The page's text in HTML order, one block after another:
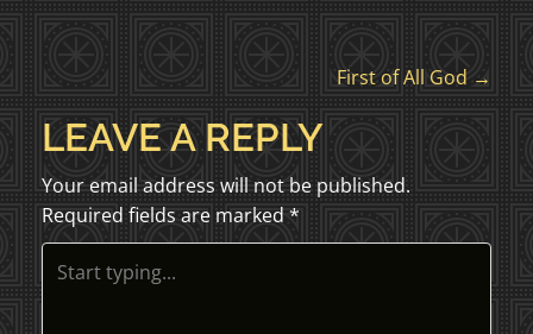
O
S
T
N
First of All God →
LEAVE A REPLY
Your email address will not be published.
Required fields are marked *